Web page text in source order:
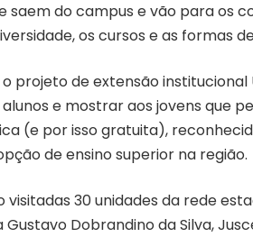
saem do campus e vão para os
os cursos e as formas
o projeto de extensão
e mostrar aos jovens que
(e por isso gratuita),
de ensino superior na região.
visitadas 30 unidades da rede
Gustavo Dobrandino da Silva,